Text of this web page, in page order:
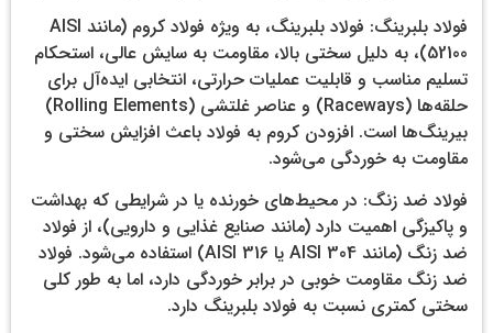
فولاد بلبرینگ: فولاد بلبرینگ، به ویژه فولاد کروم (مانند AISI
52100)، به دلیل سختی بالا، مقاومت به سایش عالی، استحکام
تسلیم مناسب و قابلیت عملیات حرارتی، انتخابی ایده‌آل برای
حلقه‌ها (Raceways) و عناصر غلتشی (Rolling Elements)
بیرینگ‌ها است. افزودن کروم به فولاد باعث افزایش سختی و
مقاومت به خوردگی می‌شود.
فولاد ضد زنگ: در محیط‌های خورنده یا در شرایطی که بهداشت
و پاکیزگی اهمیت دارد (مانند صنایع غذایی و دارویی)، از فولاد
ضد زنگ (مانند AISI 304 یا AISI 316) استفاده می‌شود. فولاد
ضد زنگ مقاومت خوبی در برابر خوردگی دارد، اما به طور کلی
سختی کمتری نسبت به فولاد بلبرینگ دارد.